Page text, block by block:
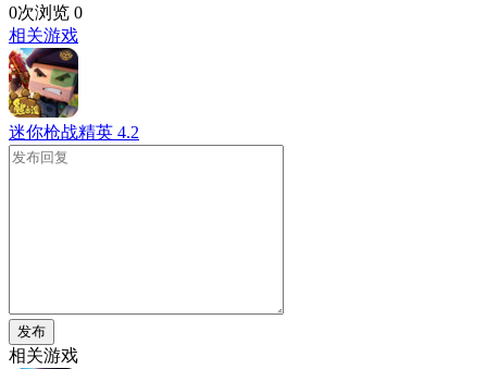
0次浏览 0
相关游戏
迷你枪战精英 4.2
发布
相关游戏